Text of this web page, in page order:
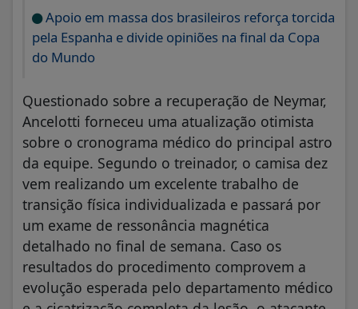
Apoio em massa dos brasileiros reforça torcida
pela Espanha e divide opiniões na final da Copa
do Mundo
​Questionado sobre a recuperação de Neymar,
Ancelotti forneceu uma atualização otimista
sobre o cronograma médico do principal astro
da equipe. Segundo o treinador, o camisa dez
vem realizando um excelente trabalho de
transição física individualizada e passará por
um exame de ressonância magnética
detalhado no final de semana. Caso os
resultados do procedimento comprovem a
evolução esperada pelo departamento médico